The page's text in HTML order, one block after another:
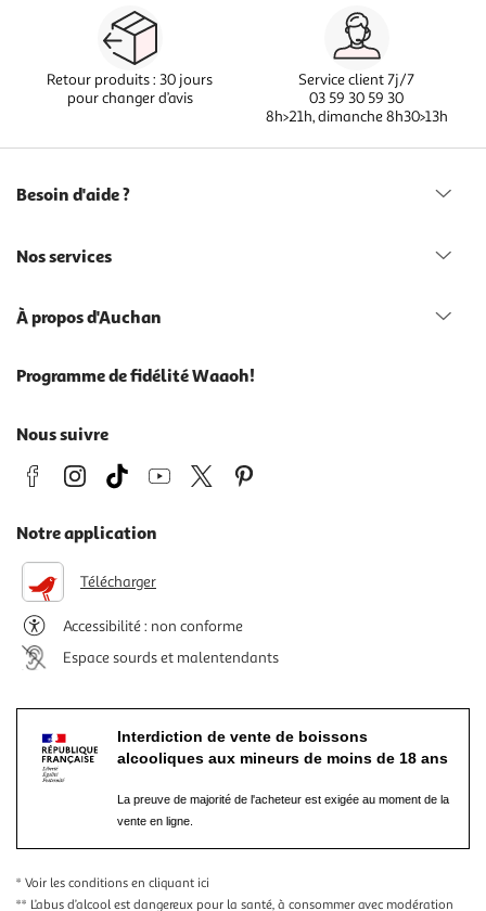
Retour produits : 30 jours
pour changer d’avis
Service client 7j/7
03 59 30 59 30
8h>21h, dimanche 8h30>13h
Besoin d'aide ?
Nos services
À propos d'Auchan
Programme de fidélité Waaoh!
Nous suivre
Notre application
Télécharger
Accessibilité : non conforme
Espace sourds et malentendants
Interdiction de vente de boissons
alcooliques aux mineurs de moins de 18 ans
La preuve de majorité de l'acheteur est exigée au moment de la
vente en ligne.
* Voir les conditions en cliquant ici
** L’abus d’alcool est dangereux pour la santé, à consommer avec modération